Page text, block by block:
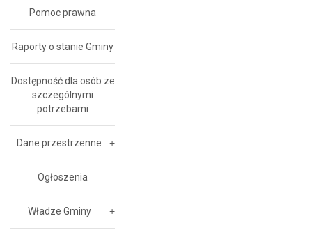
Pomoc prawna
Raporty o stanie Gminy
Dostępność dla osób ze
szczególnymi
potrzebami
Dane przestrzenne
Ogłoszenia
Władze Gminy